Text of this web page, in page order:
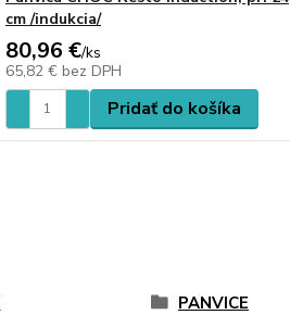
cm /indukcia/
80,96 €/ks
65,82 € bez DPH
Pridať do košíka
PANVICE